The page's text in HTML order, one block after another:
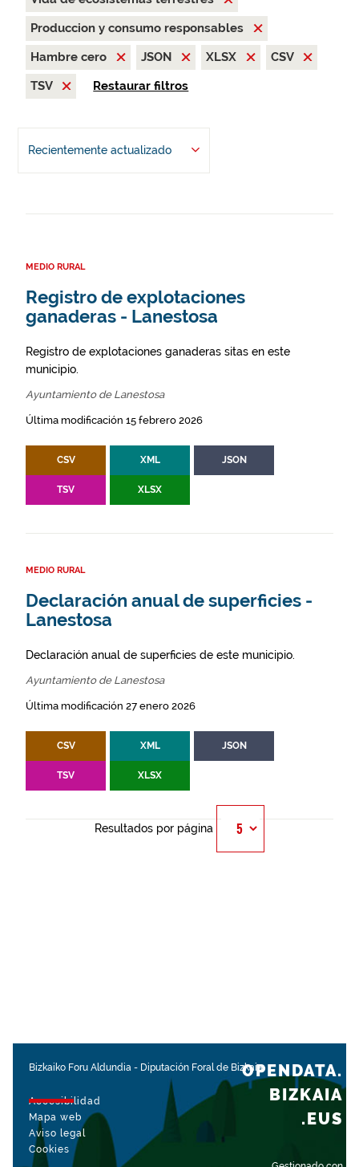
Produccion y consumo responsables
Hambre cero
JSON XLSX
CSV
TSV
Restaurar filtros
Recientemente actualizado
MEDIO RURAL
Registro de explotaciones
ganaderas - Lanestosa
Registro de explotaciones ganaderas sitas en este
municipio.
Ayuntamiento de Lanestosa
Última modificación 15 febrero 2026
CSV XML JSON
TSV XLSX
MEDIO RURAL
Declaración anual de superficies -
Lanestosa
Declaración anual de superficies de este municipio.
Ayuntamiento de Lanestosa
Última modificación 27 enero 2026
CSV XML JSON
TSV XLSX
Resultados por página
Bizkaiko Foru Aldundia - Diputación Foral de Bizkaia
Accesibilidad
Mapa web
Aviso legal
Cookies
OPENDATA.
BIZKAIA
.EUS